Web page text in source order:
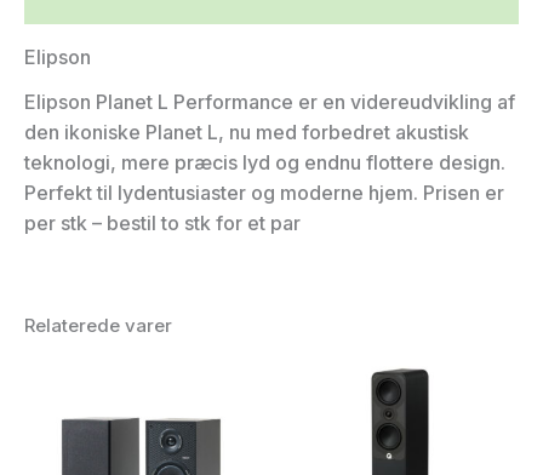
Elipson
Elipson Planet L Performance er en videreudvikling af
den ikoniske Planet L, nu med forbedret akustisk
teknologi, mere præcis lyd og endnu flottere design.
Perfekt til lydentusiaster og moderne hjem. Prisen er
per stk – bestil to stk for et par
Relaterede varer